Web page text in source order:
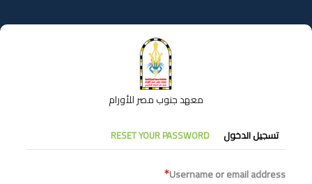
إلى
المحتوى
معهد جنوب مصر للأورام
التبويبات
الأساسية
تسجيل الدخول RESET YOUR PASSWORD
Username or email address